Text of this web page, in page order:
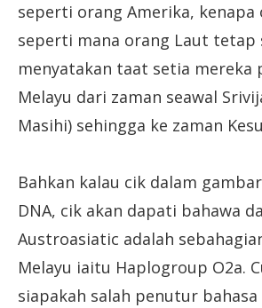
seperti orang Amerika, kenapa
seperti mana orang Laut tetap
menyatakan taat setia mereka
Melayu dari zaman seawal
Masihi) sehingga ke zaman
Bahkan kalau cik dalam
DNA, cik akan dapati bahawa
Austroasiatic adalah
Melayu iaitu Haplogroup O2a.
siapakah salah penutur